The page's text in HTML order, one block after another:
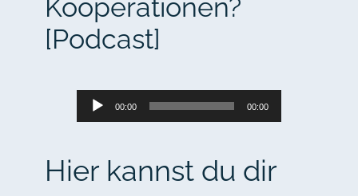
Kooperationen?
[Podcast]
Audio-
Player
00:00 00:00
Hier kannst du dir